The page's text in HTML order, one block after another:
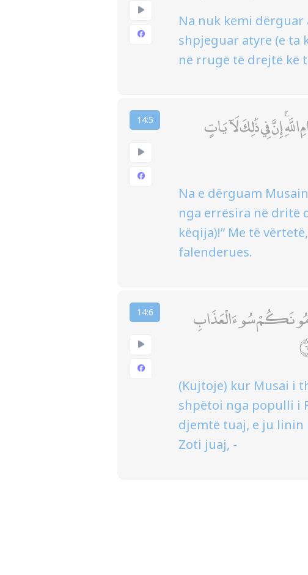
Na nuk kemi
shpjeguar atyre (e ta
në rrugë të drejtë kë
14:5
إِنَّ فِي ذَٰلِكَ لَآيَاتٍ
Na e dërguam
nga errësira në dritë
këqija)!” Me të
falenderues.
14:6
سُوءَ الْعَذَابِ
(Kujtoje) kur Musai i
shpëtoi nga populli i
djemtë tuaj, e ju linin
Zoti juaj, -